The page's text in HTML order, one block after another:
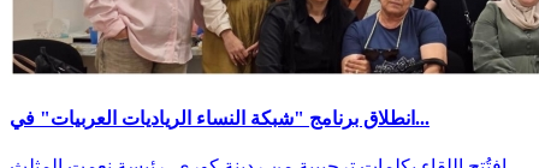
انطلاق برنامج "شبكة النساء الرياديات العربيات" في...